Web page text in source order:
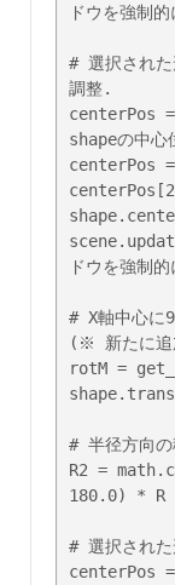
ドウを強制
# 選択された
調整.
centerPos
shapeの中心
centerPos
ドウを強制
# X軸中心に
(※ 新たに追
rotM =
# 半径方向
R2 =
180.0) * R
# 選択され
centerPos